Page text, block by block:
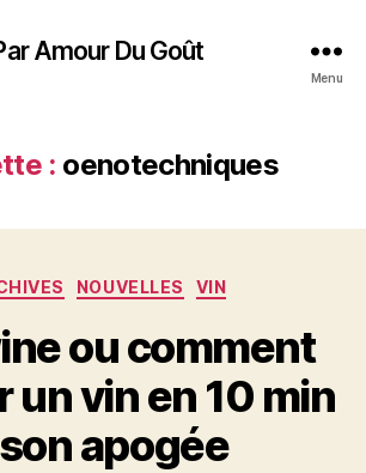
Amour Du Goût
Menu
: oenotechniques
Catégories
NOUVELLES VIN
ou comment
un vin en 10 min
apogée